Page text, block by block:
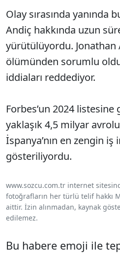
Olay sırasında yanında
Andiç hakkında uzun
yürütülüyordu. Jonathan
ölümünden sorumlu
iddiaları reddediyor.
Forbes’un 2024
yaklaşık 4,5 milyar
İspanya’nın en zengin iş
gösteriliyordu.
www.sozcu.com.tr internet
fotoğrafların her türlü telif hakkı
aittir. İzin alınmadan, kaynak
edilemez.
Bu habere emoji ile